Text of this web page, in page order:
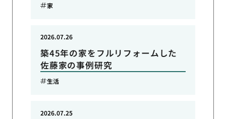
家
築45年の家をフルリフォームした
佐藤家の事例研究
2026.07.26
生活
2026.07.25